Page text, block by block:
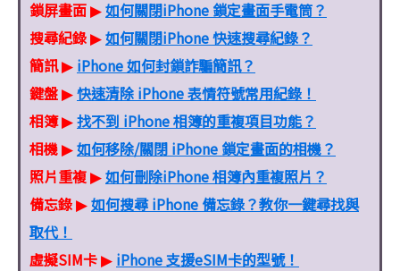
鎖屏畫面▶如何關閉iPhone 鎖定畫面手電筒？
搜尋紀錄▶如何關閉iPhone 快速搜尋紀錄？
簡訊▶ iPhone 如何封鎖詐騙簡訊？
鍵盤▶快速清除 iPhone 表情符號常用紀錄！
相簿▶找不到 iPhone 相簿的重複項目功能？
相機▶如何移除/關閉 iPhone 鎖定畫面的相機？
照片重複▶如何刪除iPhone 相簿內重複照片？
備忘錄▶如何搜尋 iPhone 備忘錄？教你一鍵尋找與
取代！
虛擬SIM卡▶ iPhone 支援eSIM卡的型號！